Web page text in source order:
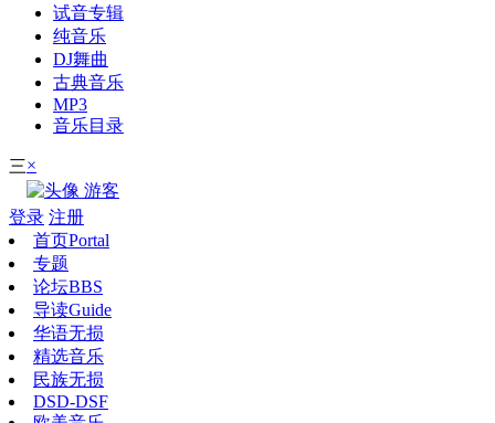
试音专辑
纯音乐
DJ舞曲
古典音乐
MP3
音乐目录
三×
游客
登录 注册
首页Portal
专题
论坛BBS
导读Guide
华语无损
精选音乐
民族无损
DSD-DSF